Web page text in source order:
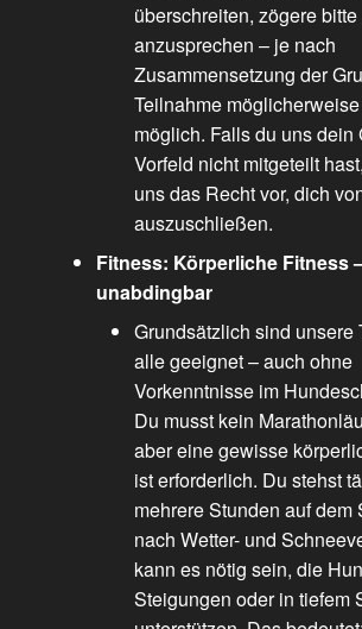
überschreiten, zögere
anzusprechen – je nach
Zusammensetzung der
Teilnahme
möglich. Falls du uns dein
Vorfeld nicht mitgeteilt
uns das Recht vor, dich
auszuschließen.
Fitness: Körperliche Fitness
unabdingbar
Grundsätzlich sind unsere
alle geeignet – auch ohne
Vorkenntnisse im
Du musst kein
aber eine gewisse
ist erforderlich. Du stehst
mehrere Stunden auf dem
nach Wetter- und
kann es nötig sein, die
Steigungen oder in tiefem